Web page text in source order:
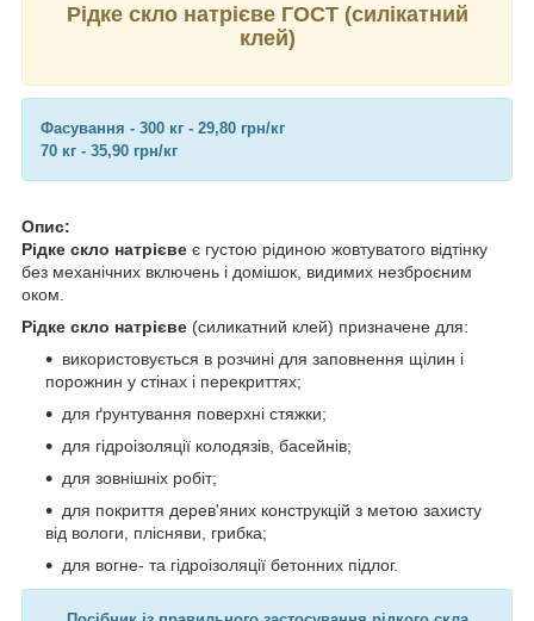
Рідке скло натрієве ГОСТ (силікатний
клей)
Фасування - 300 кг - 29,80 грн/кг
70 кг - 35,90 грн/кг
Опис:
Рідке скло натрієве є густою рідиною жовтуватого відтінку
без механічних включень і домішок, видимих ​​незброєним
оком.
Рідке скло натрієве (силикатний клей) призначене для:
використовується в розчині для заповнення щілин і
порожнин у стінах і перекриттях;
для ґрунтування поверхні стяжки;
для гідроізоляції колодязів, басейнів;
для зовнішніх робіт;
для покриття дерев'яних конструкцій з метою захисту
від вологи, плісняви, грибка;
для вогне- та гідроізоляції бетонних підлог.